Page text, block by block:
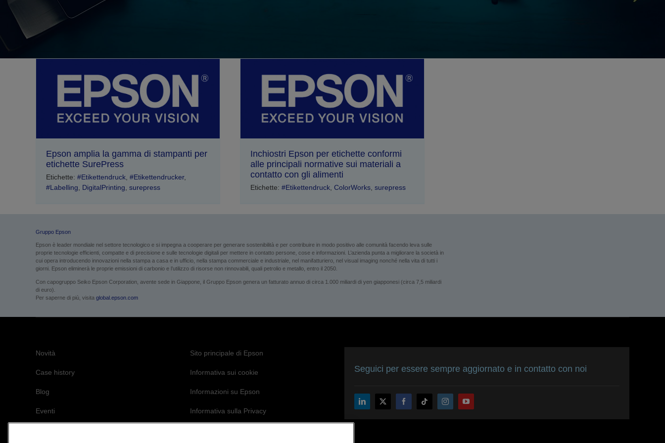
Epson amplia la gamma di stampanti per
etichette SurePress
Etichette: #Etikettendruck #Etikettendrucker,
#Labelling
DigitalPrinting surepress
Inchiostri Epson per etichette conformi
alle principali normative sui materiali a
contatto con gli alimenti
Etichette: #Etikettendruck ColorWorks surepress
Gruppo Epson
Epson è leader mondiale nel settore tecnologico e si impegna a cooperare per generare sostenibilità e per contribuire in modo positivo alle comunità facendo leva sulle
proprie tecnologie efficienti, compatte e di precisione e sulle tecnologie digitali per mettere in contatto persone, cose e informazioni. L’azienda punta a migliorare la società in
cui opera introducendo innovazioni nella stampa a casa e in ufficio, nella stampa commerciale e industriale, nel manifatturiero, nel visual imaging nonché nella vita di tutti i
giorni. Epson eliminerà le proprie emissioni di carbonio e l’utilizzo di risorse non rinnovabili, quali petrolio e metallo, entro il 2050.
Con capogruppo Seiko Epson Corporation, avente sede in Giappone, il Gruppo Epson genera un fatturato annuo di circa 1.000 miliardi di yen giapponesi (circa 7,5 miliardi
di euro).
Per saperne di più, visita global.epson.com
Novità
Case history
Blog
Eventi
Sito principale di Epson
Informativa sui cookie
Informazioni su Epson
Informativa sulla Privacy
Seguici per essere sempre aggiornato e in contatto con noi